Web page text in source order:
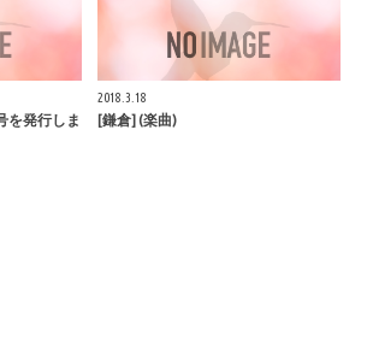
を発行しま
2018.3.18
[鎌倉] (楽曲)